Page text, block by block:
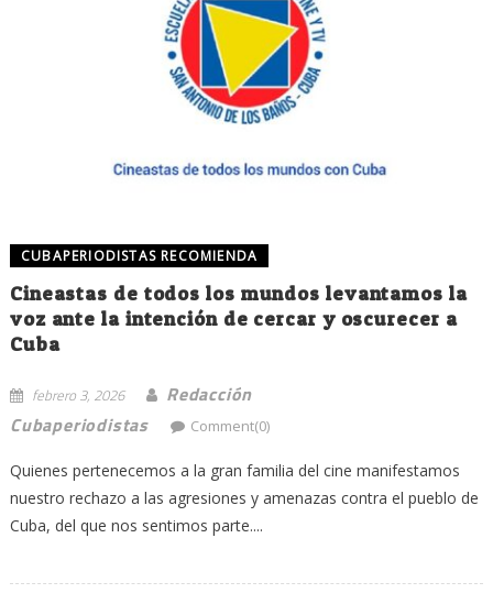
CUBAPERIODISTAS RECOMIENDA
Cineastas de todos los mundos levantamos la
voz ante la intención de cercar y oscurecer a
Cuba
febrero 3, 2026
Redacción
Cubaperiodistas
Comment(0)
Quienes pertenecemos a la gran familia del cine manifestamos
nuestro rechazo a las agresiones y amenazas contra el pueblo de
Cuba, del que nos sentimos parte....